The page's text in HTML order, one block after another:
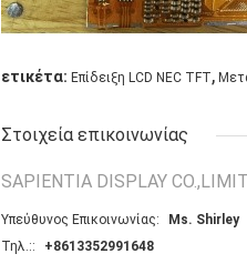
ετικέτα: Επίδειξη LCD NEC TFT,
Στοιχεία επικοινωνίας
SAPIENTIA DISPLAY
Υπεύθυνος Επικοινωνίας:
Ms. Shirley
Τηλ.::
+8613352991648